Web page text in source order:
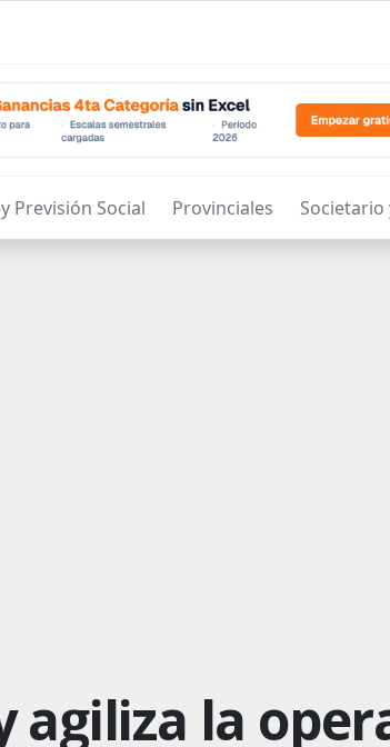
Previsión Social Provinciales Societario
agiliza la